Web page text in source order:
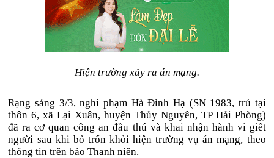
Hiện trường xảy ra án mạng.
Rạng sáng 3/3, nghi phạm Hà Đình Hạ (SN 1983, trú tại
thôn 6, xã Lại Xuân, huyện Thủy Nguyên, TP Hải Phòng)
đã ra cơ quan công an đầu thú và khai nhận hành vi giết
người sau khi bỏ trốn khỏi hiện trường vụ án mạng, theo
thông tin trên báo Thanh niên.